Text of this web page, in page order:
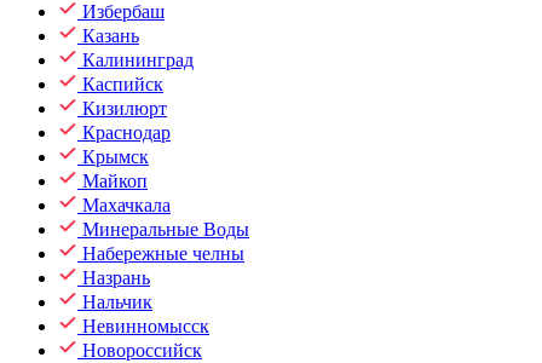
Избербаш
Казань
Калининград
Каспийск
Кизилюрт
Краснодар
Крымск
Майкоп
Махачкала
Минеральные Воды
Набережные челны
Назрань
Нальчик
Невинномысск
Новороссийск